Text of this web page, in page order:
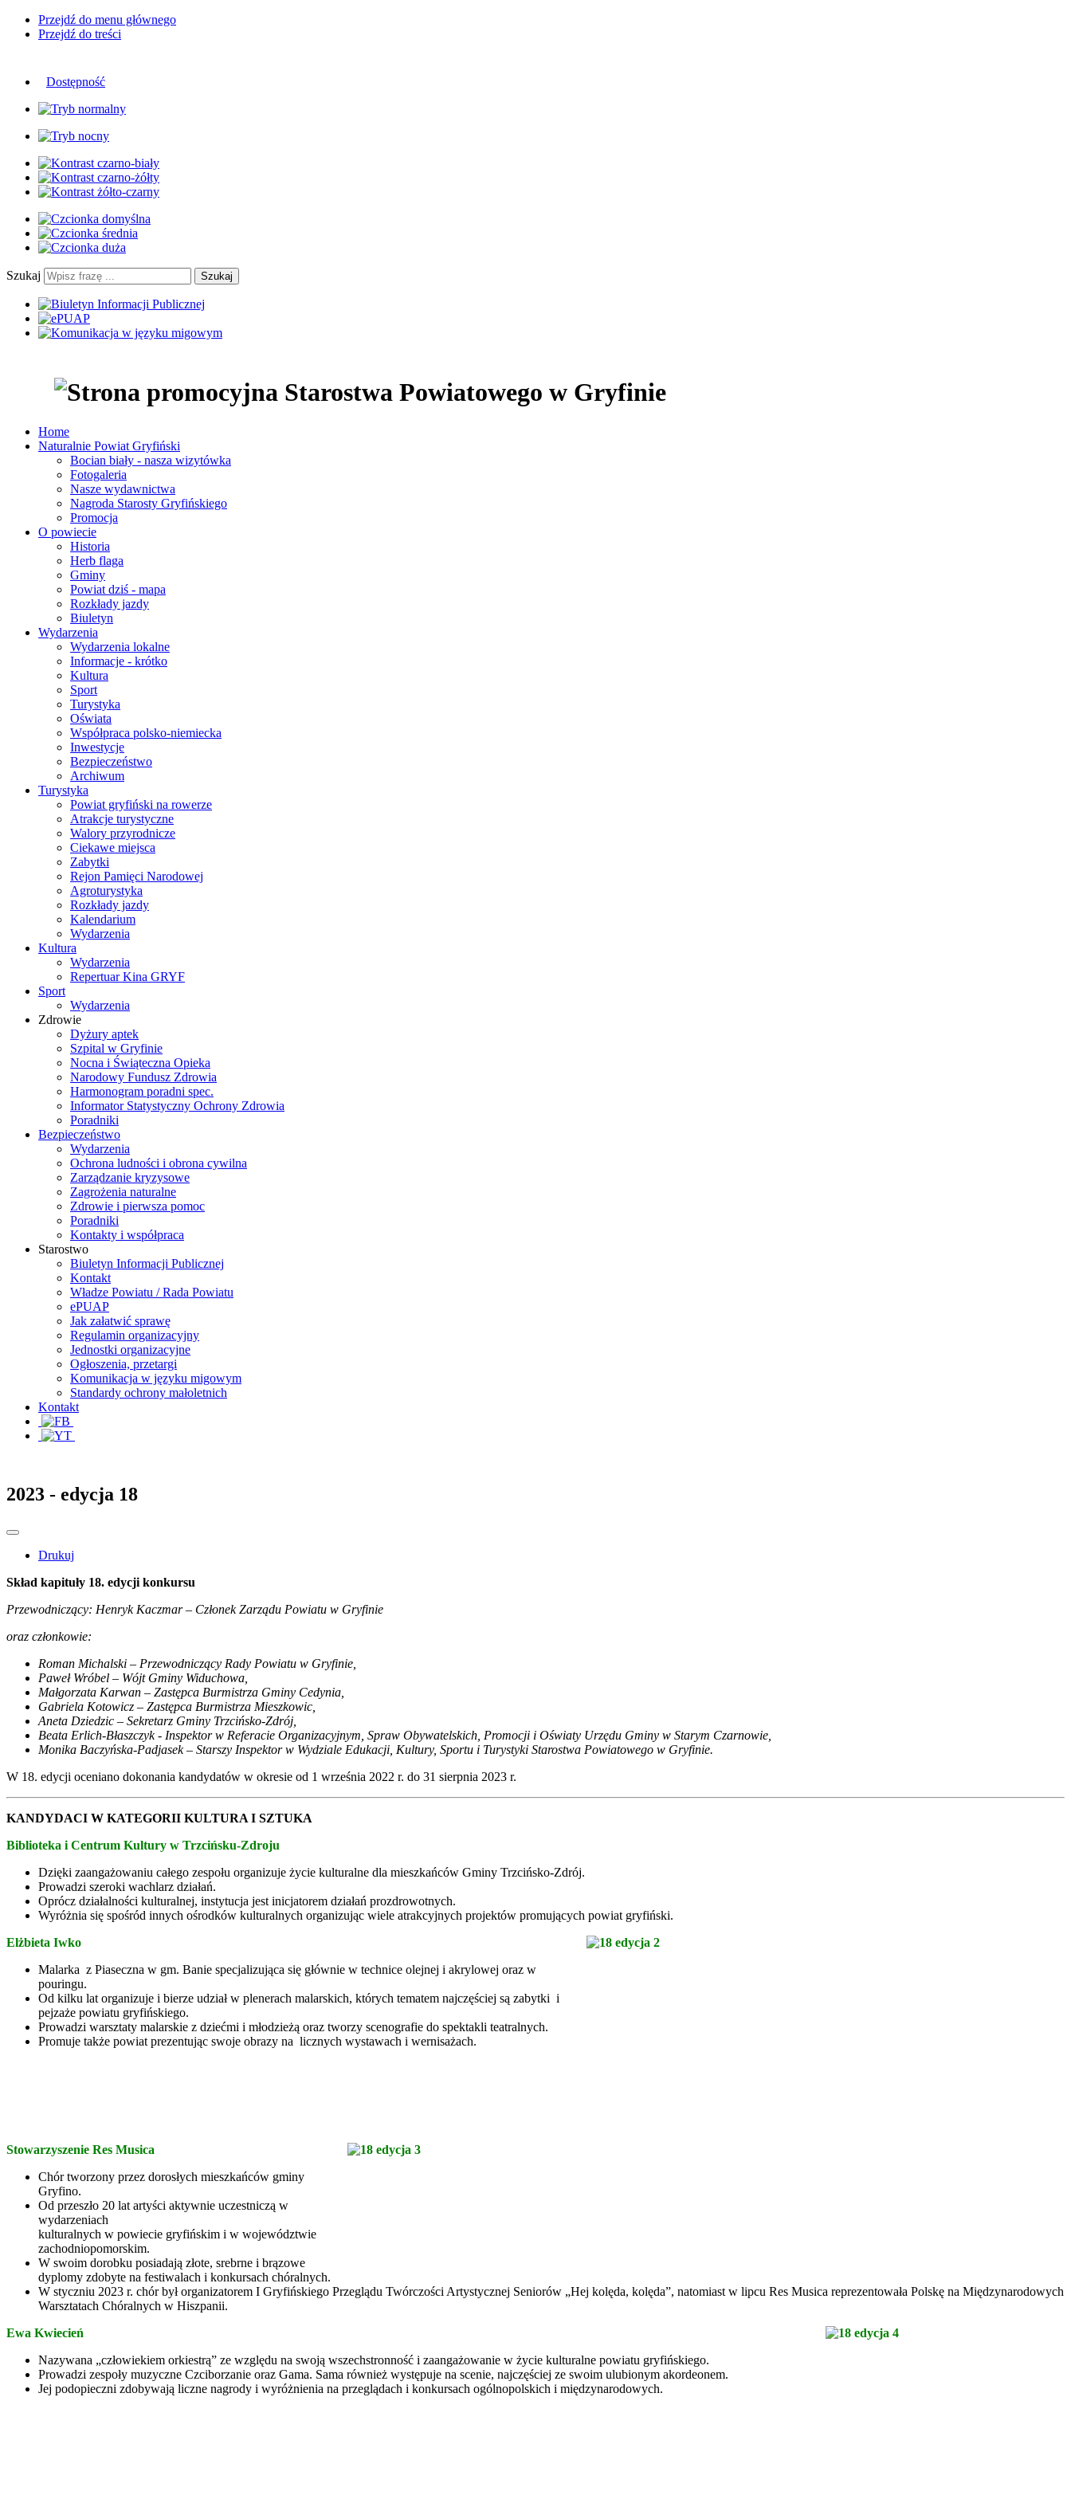
Przejdź do menu głównego
Przejdź do treści
Dostępność
Szukaj Szukaj
Home
Naturalnie Powiat Gryfiński
Bocian biały - nasza wizytówka
Fotogaleria
Nasze wydawnictwa
Nagroda Starosty Gryfińskiego
Promocja
O powiecie
Historia
Herb flaga
Gminy
Powiat dziś - mapa
Rozkłady jazdy
Biuletyn
Wydarzenia
Wydarzenia lokalne
Informacje - krótko
Kultura
Sport
Turystyka
Oświata
Współpraca polsko-niemiecka
Inwestycje
Bezpieczeństwo
Archiwum
Turystyka
Powiat gryfiński na rowerze
Atrakcje turystyczne
Walory przyrodnicze
Ciekawe miejsca
Zabytki
Rejon Pamięci Narodowej
Agroturystyka
Rozkłady jazdy
Kalendarium
Wydarzenia
Kultura
Wydarzenia
Repertuar Kina GRYF
Sport
Wydarzenia
Zdrowie
Dyżury aptek
Szpital w Gryfinie
Nocna i Świąteczna Opieka
Narodowy Fundusz Zdrowia
Harmonogram poradni spec.
Informator Statystyczny Ochrony Zdrowia
Poradniki
Bezpieczeństwo
Wydarzenia
Ochrona ludności i obrona cywilna
Zarządzanie kryzysowe
Zagrożenia naturalne
Zdrowie i pierwsza pomoc
Poradniki
Kontakty i współpraca
Starostwo
Biuletyn Informacji Publicznej
Kontakt
Władze Powiatu / Rada Powiatu
ePUAP
Jak załatwić sprawę
Regulamin organizacyjny
Jednostki organizacyjne
Ogłoszenia, przetargi
Komunikacja w języku migowym
Standardy ochrony małoletnich
Kontakt
2023 - edycja 18
Drukuj
Skład kapituły 18. edycji konkursu
Przewodniczący: Henryk Kaczmar – Członek Zarządu Powiatu w Gryfinie
oraz członkowie:
Roman Michalski – Przewodniczący Rady Powiatu w Gryfinie,
Paweł Wróbel – Wójt Gminy Widuchowa,
Małgorzata Karwan – Zastępca Burmistrza Gminy Cedynia,
Gabriela Kotowicz – Zastępca Burmistrza Mieszkowic,
Aneta Dziedzic – Sekretarz Gminy Trzcińsko-Zdrój,
Beata Erlich-Błaszczyk - Inspektor w Referacie Organizacyjnym, Spraw Obywatelskich, Promocji i Oświaty Urzędu Gminy w Starym Czarnowie,
Monika Baczyńska-Padjasek – Starszy Inspektor w Wydziale Edukacji, Kultury, Sportu i Turystyki Starostwa Powiatowego w Gryfinie.
W 18. edycji oceniano dokonania kandydatów w okresie od 1 września 2022 r. do 31 sierpnia 2023 r.
KANDYDACI W KATEGORII KULTURA I SZTUKA
Biblioteka i Centrum Kultury w Trzcińsku-Zdroju
Dzięki zaangażowaniu całego zespołu organizuje życie kulturalne dla mieszkańców Gminy Trzcińsko-Zdrój.
Prowadzi szeroki wachlarz działań.
Oprócz działalności kulturalnej, instytucja jest inicjatorem działań prozdrowotnych.
Wyróżnia się spośród innych ośrodków kulturalnych organizując wiele atrakcyjnych projektów promujących powiat gryfiński.
Elżbieta Iwko
Malarka z Piaseczna w gm. Banie specjalizująca się głównie w technice olejnej i akrylowej oraz w
pouringu.
Od kilku lat organizuje i bierze udział w plenerach malarskich, których tematem najczęściej są zabytki i
pejzaże powiatu gryfińskiego.
Prowadzi warsztaty malarskie z dziećmi i młodzieżą oraz tworzy scenografie do spektakli teatralnych.
Promuje także powiat prezentując swoje obrazy na licznych wystawach i wernisażach.
Stowarzyszenie Res Musica
Chór tworzony przez dorosłych mieszkańców gminy
Gryfino.
Od przeszło 20 lat artyści aktywnie uczestniczą w
wydarzeniach
kulturalnych w powiecie gryfińskim i w województwie
zachodniopomorskim.
W swoim dorobku posiadają złote, srebrne i brązowe
dyplomy zdobyte na festiwalach i konkursach chóralnych.
W styczniu 2023 r. chór był organizatorem I Gryfińskiego Przeglądu Twórczości Artystycznej Seniorów „Hej kolęda, kolęda”, natomiast w lipcu Res Musica reprezentowała Polskę na Międzynarodowych
Warsztatach Chóralnych w Hiszpanii.
Ewa Kwiecień
Nazywana „człowiekiem orkiestrą” ze względu na swoją wszechstronność i zaangażowanie w życie kulturalne powiatu gryfińskiego.
Prowadzi zespoły muzyczne Czciborzanie oraz Gama. Sama również występuje na scenie, najczęściej ze swoim ulubionym akordeonem.
Jej podopieczni zdobywają liczne nagrody i wyróżnienia na przeglądach i konkursach ogólnopolskich i międzynarodowych.